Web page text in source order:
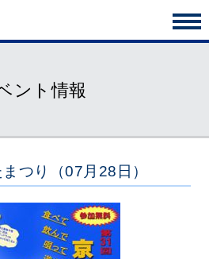
ント情報
つり（07月28日）